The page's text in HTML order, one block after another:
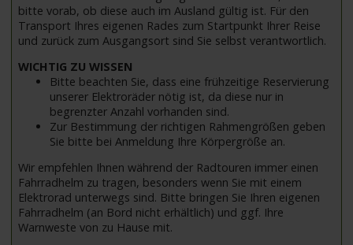
bitte vorab, ob diese auch im Ausland gültig ist. Für den
Transport Ihres eigenen Rades zum Startpunkt Ihrer Reise
und zurück zum Ausgangsort sind Sie selbst verantwortlich.
WICHTIG ZU WISSEN
Bitte beachten Sie, dass eine frühzeitige Reservierung
unserer Elektroräder nötig ist, da diese nur in
begrenzter Anzahl vorhanden sind.
Zur Bestimmung der richtigen Rahmengrößen geben
Sie bitte bei Anmeldung Ihre Körpergröße an.
Wir empfehlen Ihnen während der Radtouren immer einen
Fahrradhelm zu tragen, besonders wenn Sie mit einem
Elektrorad unterwegs sind. Bitte bringen Sie Ihren eigenen
Fahrradhelm (an Bord nicht erhältlich) und ggf. Ihre
Warnweste von zu Hause mit.